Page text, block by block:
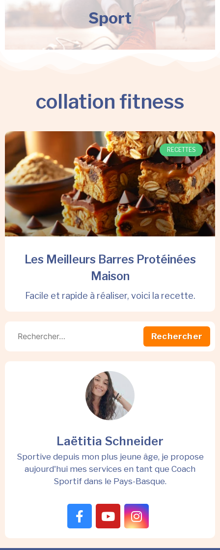
Sport
collation fitness
RECETTES
Les Meilleurs Barres Protéinées
Maison
Facile et rapide à réaliser, voici la recette.
Laëtitia Schneider
Sportive depuis mon plus jeune âge, je propose
aujourd'hui mes services en tant que Coach
Sportif dans le Pays-Basque.